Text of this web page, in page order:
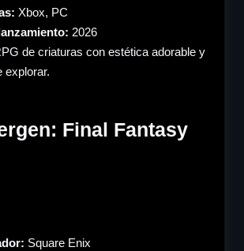
Xbox, PC
2026
de criaturas con estética adorable y
explorar.
Final Fantasy
Square Enix